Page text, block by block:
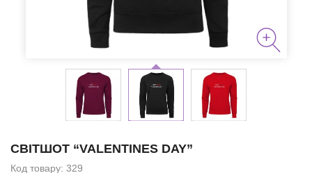
СВІТШОТ “VALENTINES DAY”
Код товару: 329